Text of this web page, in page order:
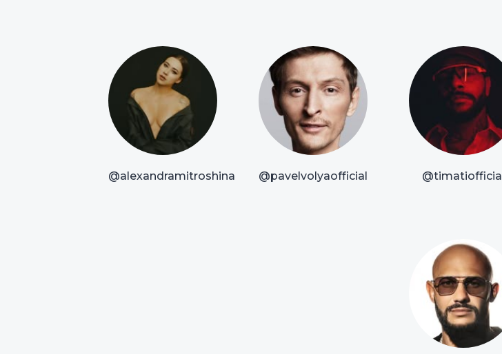
@alexandramitroshina @pavelvolyaofficial @timatiofficial